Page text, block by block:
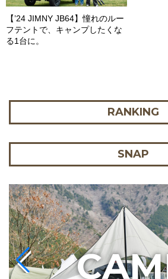
【’24 JIMNY JB64】憧れのルー
フテントで、キャンプしたくな
る1台に。
RANKING
SNAP
C